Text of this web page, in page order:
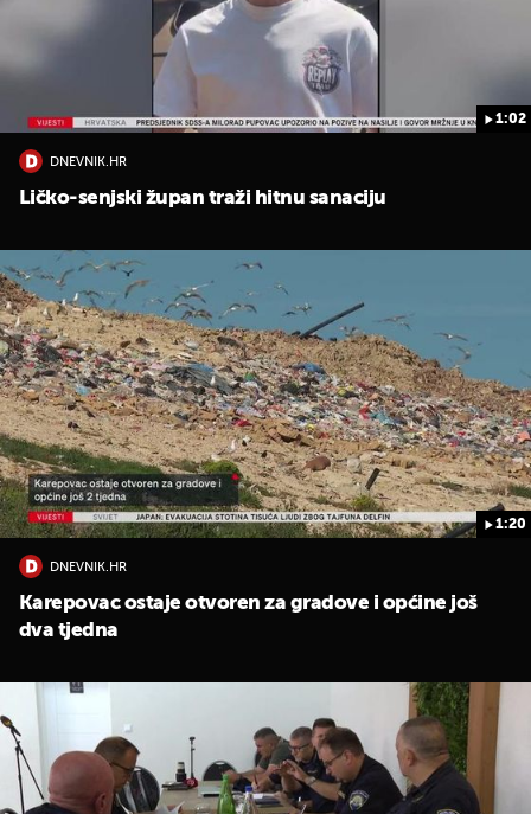
1:02
DNEVNIK.HR
Ličko-senjski župan traži hitnu sanaciju
1:20
DNEVNIK.HR
Karepovac ostaje otvoren za gradove i općine još
dva tjedna
UKLJUČITE NOTIFIKACIJE